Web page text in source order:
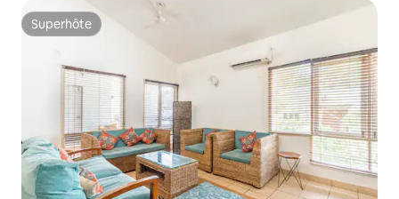
Superhôte
Superhôte